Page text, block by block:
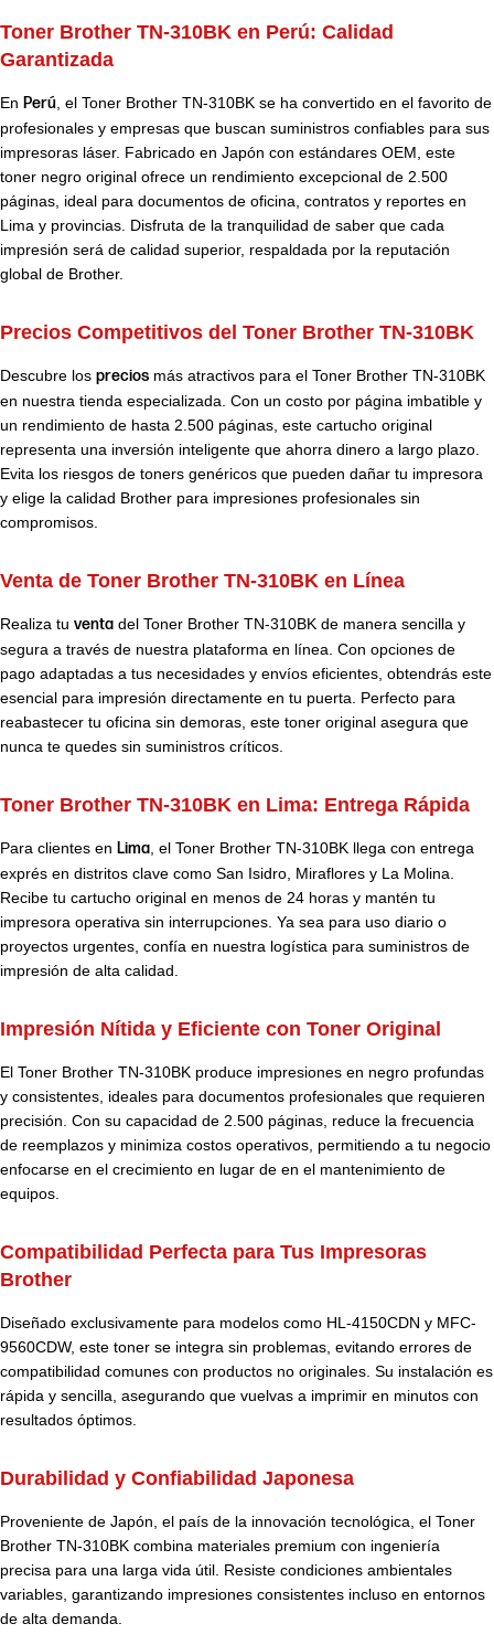
Toner Brother TN-310BK en Perú: Calidad
Garantizada
En Perú, el Toner Brother TN-310BK se ha convertido en el favorito de
profesionales y empresas que buscan suministros confiables para sus
impresoras láser. Fabricado en Japón con estándares OEM, este
toner negro original ofrece un rendimiento excepcional de 2.500
páginas, ideal para documentos de oficina, contratos y reportes en
Lima y provincias. Disfruta de la tranquilidad de saber que cada
impresión será de calidad superior, respaldada por la reputación
global de Brother.
Precios Competitivos del Toner Brother TN-310BK
Descubre los precios más atractivos para el Toner Brother TN-310BK
en nuestra tienda especializada. Con un costo por página imbatible y
un rendimiento de hasta 2.500 páginas, este cartucho original
representa una inversión inteligente que ahorra dinero a largo plazo.
Evita los riesgos de toners genéricos que pueden dañar tu impresora
y elige la calidad Brother para impresiones profesionales sin
compromisos.
Venta de Toner Brother TN-310BK en Línea
Realiza tu venta del Toner Brother TN-310BK de manera sencilla y
segura a través de nuestra plataforma en línea. Con opciones de
pago adaptadas a tus necesidades y envíos eficientes, obtendrás este
esencial para impresión directamente en tu puerta. Perfecto para
reabastecer tu oficina sin demoras, este toner original asegura que
nunca te quedes sin suministros críticos.
Toner Brother TN-310BK en Lima: Entrega Rápida
Para clientes en Lima, el Toner Brother TN-310BK llega con entrega
exprés en distritos clave como San Isidro, Miraflores y La Molina.
Recibe tu cartucho original en menos de 24 horas y mantén tu
impresora operativa sin interrupciones. Ya sea para uso diario o
proyectos urgentes, confía en nuestra logística para suministros de
impresión de alta calidad.
Impresión Nítida y Eficiente con Toner Original
El Toner Brother TN-310BK produce impresiones en negro profundas
y consistentes, ideales para documentos profesionales que requieren
precisión. Con su capacidad de 2.500 páginas, reduce la frecuencia
de reemplazos y minimiza costos operativos, permitiendo a tu negocio
enfocarse en el crecimiento en lugar de en el mantenimiento de
equipos.
Compatibilidad Perfecta para Tus Impresoras
Brother
Diseñado exclusivamente para modelos como HL-4150CDN y MFC-
9560CDW, este toner se integra sin problemas, evitando errores de
compatibilidad comunes con productos no originales. Su instalación es
rápida y sencilla, asegurando que vuelvas a imprimir en minutos con
resultados óptimos.
Durabilidad y Confiabilidad Japonesa
Proveniente de Japón, el país de la innovación tecnológica, el Toner
Brother TN-310BK combina materiales premium con ingeniería
precisa para una larga vida útil. Resiste condiciones ambientales
variables, garantizando impresiones consistentes incluso en entornos
de alta demanda.